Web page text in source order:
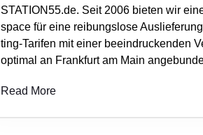
STATION55.de. Seit 2006 bieten wir
space für eine reibungslose
ting-Tarifen mit einer beeindruckenden
optimal an Frankfurt am Main
Read More